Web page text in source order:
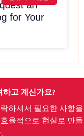
an
for Your
고 계신가요?
하셔서 필요한 사항을
율적으로 현실로 만들